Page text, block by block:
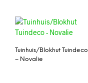
Tuinhuis/Blokhut Tuindeco
– Novalie